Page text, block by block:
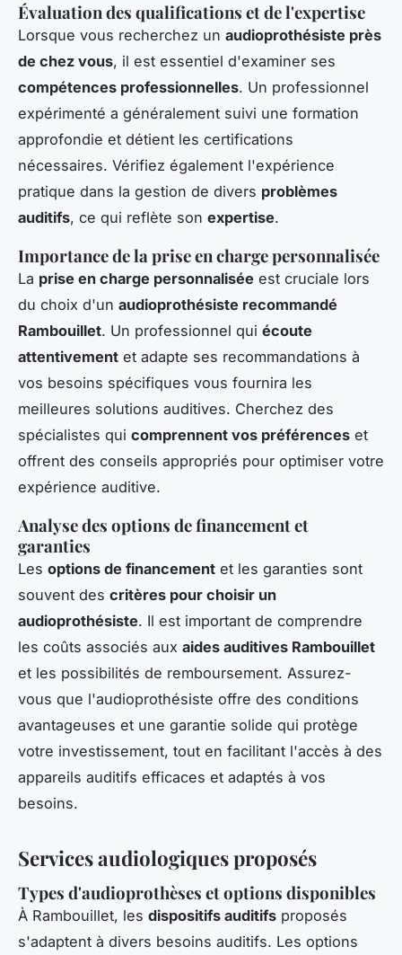
Évaluation des qualifications et de l'expertise
Lorsque vous recherchez un audioprothésiste près
de chez vous, il est essentiel d'examiner ses
compétences professionnelles. Un professionnel
expérimenté a généralement suivi une formation
approfondie et détient les certifications
nécessaires. Vérifiez également l'expérience
pratique dans la gestion de divers problèmes
auditifs, ce qui reflète son expertise.
Importance de la prise en charge personnalisée
La prise en charge personnalisée est cruciale lors
du choix d'un audioprothésiste recommandé
Rambouillet. Un professionnel qui écoute
attentivement et adapte ses recommandations à
vos besoins spécifiques vous fournira les
meilleures solutions auditives. Cherchez des
spécialistes qui comprennent vos préférences et
offrent des conseils appropriés pour optimiser votre
expérience auditive.
Analyse des options de financement et
garanties
Les options de financement et les garanties sont
souvent des critères pour choisir un
audioprothésiste. Il est important de comprendre
les coûts associés aux aides auditives Rambouillet
et les possibilités de remboursement. Assurez-
vous que l'audioprothésiste offre des conditions
avantageuses et une garantie solide qui protège
votre investissement, tout en facilitant l'accès à des
appareils auditifs efficaces et adaptés à vos
besoins.
Services audiologiques proposés
Types d'audioprothèses et options disponibles
À Rambouillet, les dispositifs auditifs proposés
s'adaptent à divers besoins auditifs. Les options